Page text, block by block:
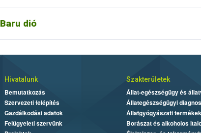
Baru dió
specifikáció írja le. Az új élelmiszer megnevezését az azt
Hivatalunk
Bemutatkozás
Szervezeti felépítés
Gazdálkodási adatok
Felügyeleti szervünk
Szakterületek
Állat-egészségügy és
Állategészségügyi
Állatgyógyászati termékek
Borászat és alkoholos